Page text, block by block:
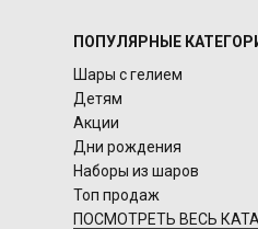
ПОПУЛЯРНЫЕ
Шары с гелием
Детям
Акции
Дни рождения
Наборы из шаров
Топ продаж
ПОСМОТРЕТЬ ВЕСЬ